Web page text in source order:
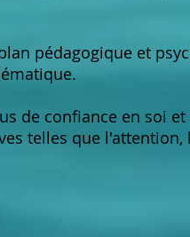
pédagogique et
de confiance en soi
telles que l'attention,